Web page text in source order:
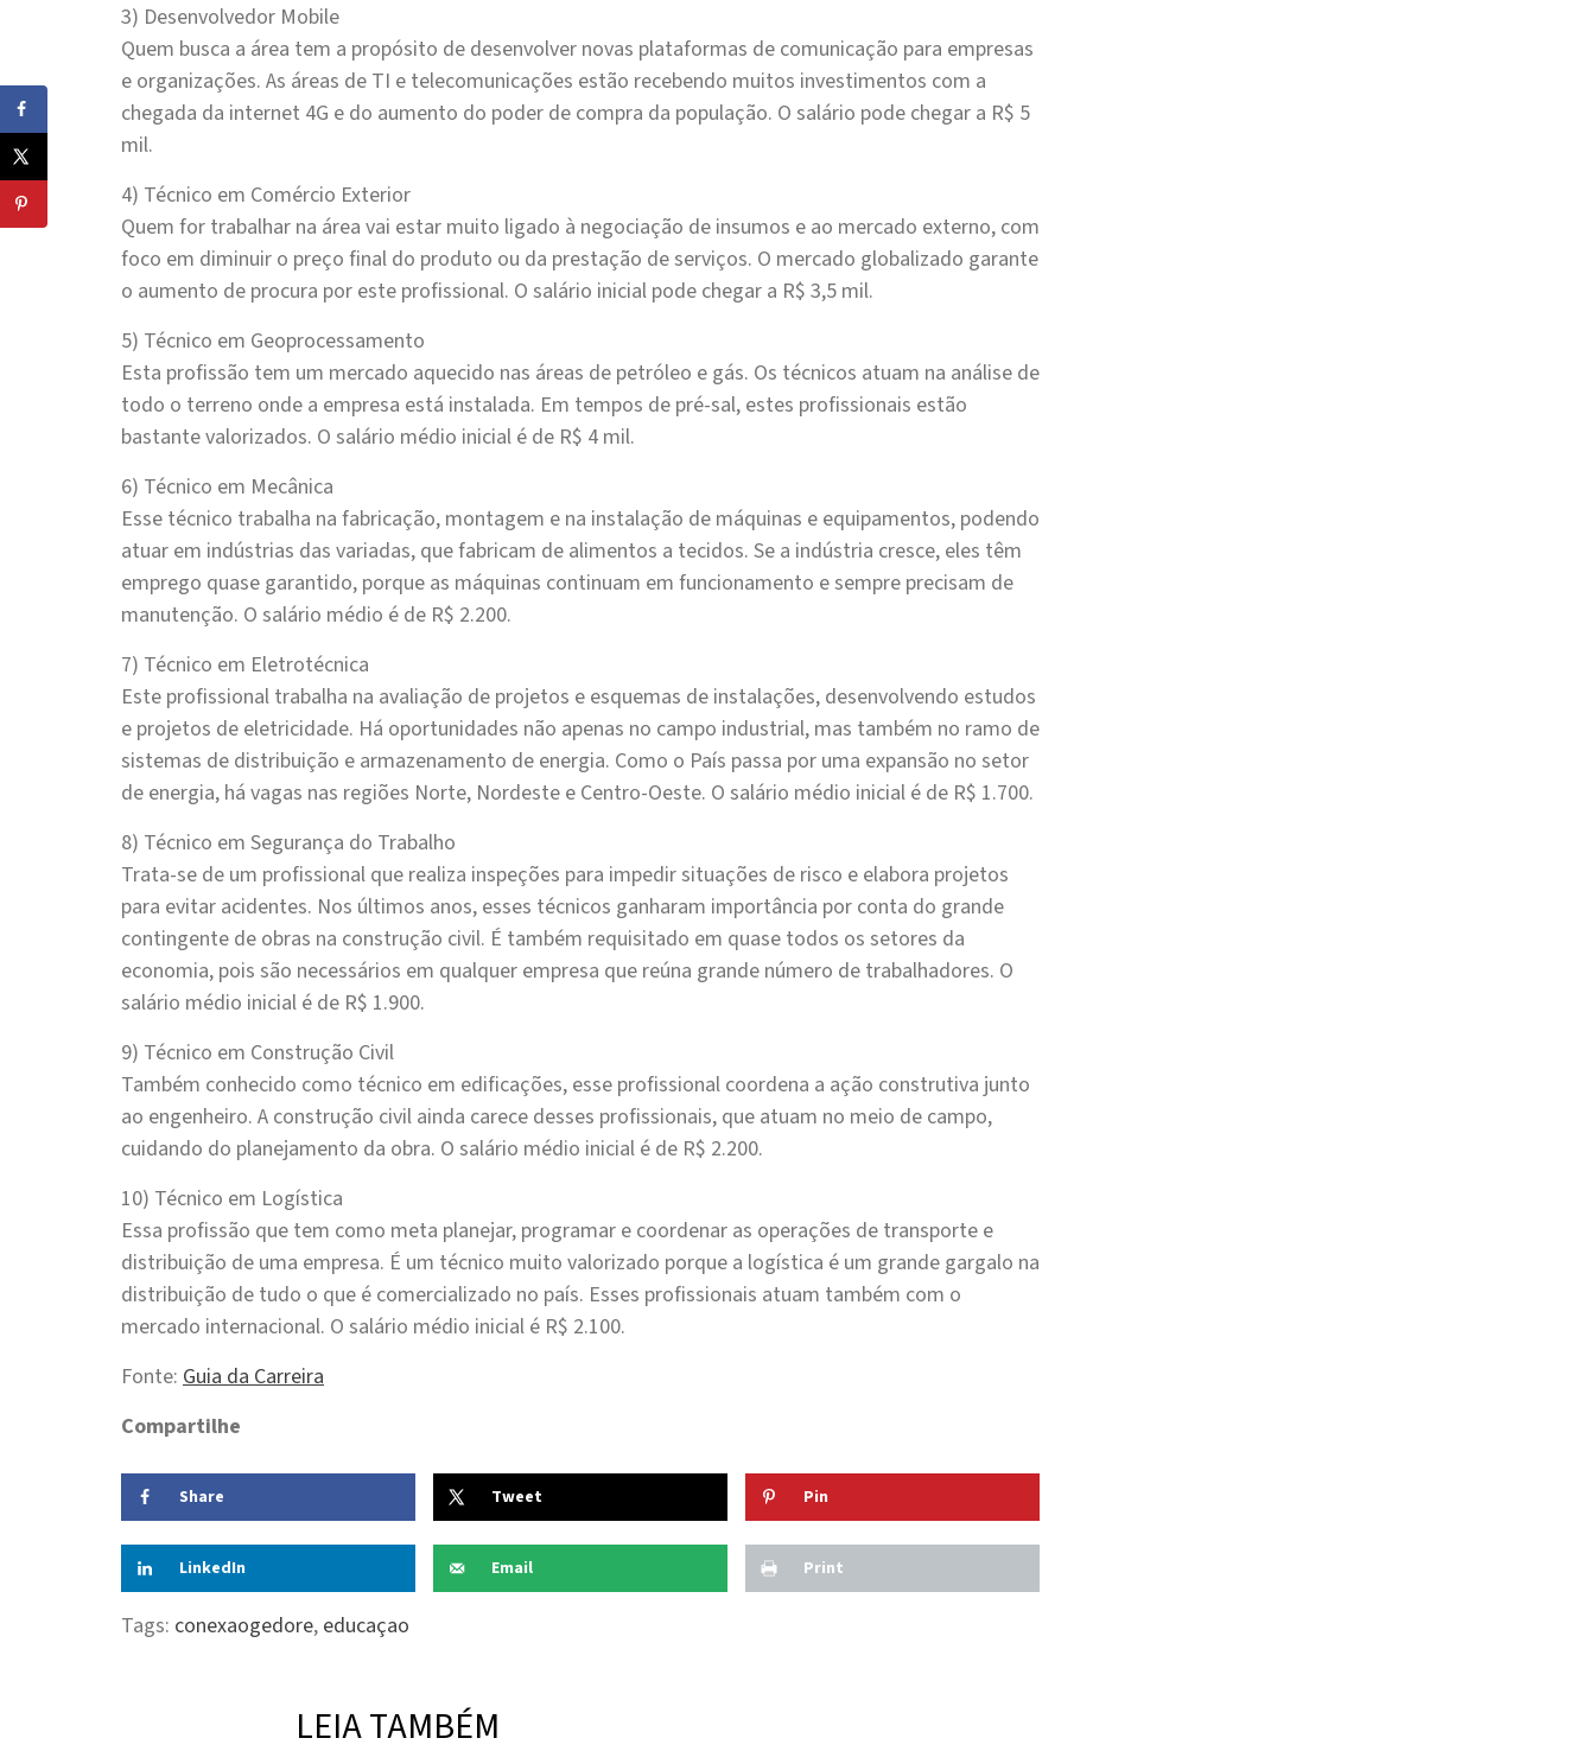
3) Desenvolvedor Mobile
Quem busca a área tem a propósito de desenvolver novas plataformas de comunicação para empresas
e organizações. As áreas de TI e telecomunicações estão recebendo muitos investimentos com a
chegada da internet 4G e do aumento do poder de compra da população. O salário pode chegar a R$ 5
mil.
4) Técnico em Comércio Exterior
Quem for trabalhar na área vai estar muito ligado à negociação de insumos e ao mercado externo, com
foco em diminuir o preço final do produto ou da prestação de serviços. O mercado globalizado garante
o aumento de procura por este profissional. O salário inicial pode chegar a R$ 3,5 mil.
5) Técnico em Geoprocessamento
Esta profissão tem um mercado aquecido nas áreas de petróleo e gás. Os técnicos atuam na análise de
todo o terreno onde a empresa está instalada. Em tempos de pré-sal, estes profissionais estão
bastante valorizados. O salário médio inicial é de R$ 4 mil.
6) Técnico em Mecânica
Esse técnico trabalha na fabricação, montagem e na instalação de máquinas e equipamentos, podendo
atuar em indústrias das variadas, que fabricam de alimentos a tecidos. Se a indústria cresce, eles têm
emprego quase garantido, porque as máquinas continuam em funcionamento e sempre precisam de
manutenção. O salário médio é de R$ 2.200.
7) Técnico em Eletrotécnica
Este profissional trabalha na avaliação de projetos e esquemas de instalações, desenvolvendo estudos
e projetos de eletricidade. Há oportunidades não apenas no campo industrial, mas também no ramo de
sistemas de distribuição e armazenamento de energia. Como o País passa por uma expansão no setor
de energia, há vagas nas regiões Norte, Nordeste e Centro-Oeste. O salário médio inicial é de R$ 1.700.
8) Técnico em Segurança do Trabalho
Trata-se de um profissional que realiza inspeções para impedir situações de risco e elabora projetos
para evitar acidentes. Nos últimos anos, esses técnicos ganharam importância por conta do grande
contingente de obras na construção civil. É também requisitado em quase todos os setores da
economia, pois são necessários em qualquer empresa que reúna grande número de trabalhadores. O
salário médio inicial é de R$ 1.900.
9) Técnico em Construção Civil
Também conhecido como técnico em edificações, esse profissional coordena a ação construtiva junto
ao engenheiro. A construção civil ainda carece desses profissionais, que atuam no meio de campo,
cuidando do planejamento da obra. O salário médio inicial é de R$ 2.200.
10) Técnico em Logística
Essa profissão que tem como meta planejar, programar e coordenar as operações de transporte e
distribuição de uma empresa. É um técnico muito valorizado porque a logística é um grande gargalo na
distribuição de tudo o que é comercializado no país. Esses profissionais atuam também com o
mercado internacional. O salário médio inicial é R$ 2.100.
Fonte: Guia da Carreira
Compartilhe
Share Tweet Pin
LinkedIn Email Print
Tags: conexaogedore, educaçao
LEIA TAMBÉM